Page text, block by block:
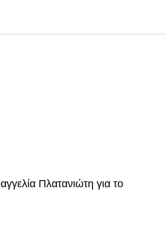
Πλατανιώτη για το